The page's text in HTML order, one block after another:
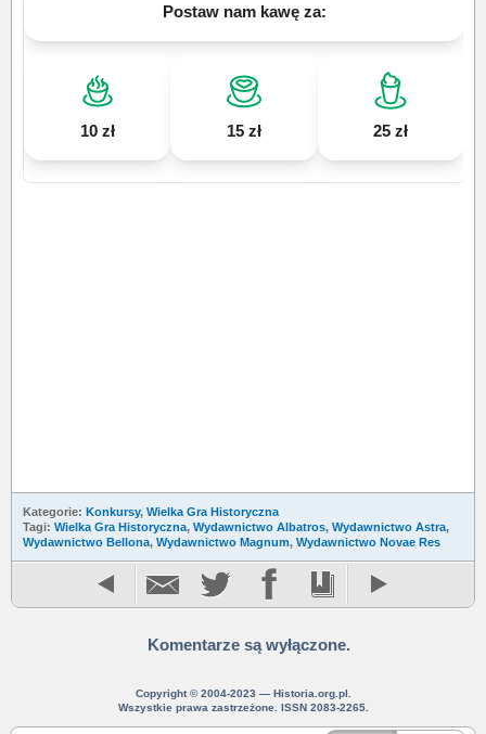
Postaw nam kawę za:
10 zł 15 zł 25 zł
Kategorie: Konkursy, Wielka Gra Historyczna
Tagi: Wielka Gra Historyczna, Wydawnictwo Albatros, Wydawnictwo Astra,
Wydawnictwo Bellona, Wydawnictwo Magnum, Wydawnictwo Novae Res
Komentarze są wyłączone.
Copyright © 2004-2023 — Historia.org.pl.
Wszystkie prawa zastrzeżone. ISSN 2083-2265.